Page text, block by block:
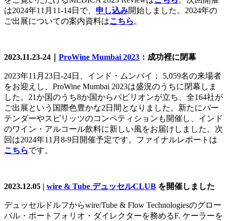
は2024年11月11-14日で、 申し込み開始しました。2024年の
ご出展についての案内資料はこちら 。
2023.11.23-24｜ ProWine Mumbai 2023 ：成功裡に閉幕
2023年11月23日-24日、インド・ムンバイ： 5,059名の来場者
をお迎えし、ProWine Mumbai 2023は盛況のうちに閉幕しま
した。21か国のうち8か国からパビリオンが立ち、全164社が
ご出展という国際色豊かな2日間となりました。新たにバー
テンダーやスピリッツのコンペティションも開催し、インド
のワイン・アルコール飲料に新しい風をお届けしました。次
回は2024年11月8-9日開催予定です。ファイナルレポートは
こちらです。
2023.12.05 | wire & Tube デュッセルCLUB を開催しました
デュッセルドルフからwire/Tube & Flow Technologiesのグロー
バル・ポートフォリオ・ダイレクターを務めるF. ケーラーを